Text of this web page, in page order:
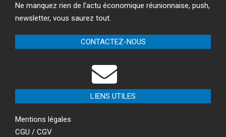
Ne manquez rien de l’actu économique réunionnaise, push,
newsletter, vous saurez tout.
CONTACTEZ-NOUS
LIENS UTILES
Mentions légales
CGU / CGV